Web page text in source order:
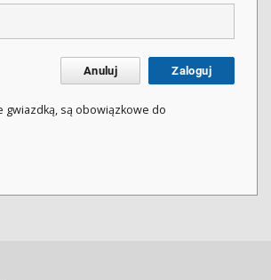
Anuluj Zaloguj
gwiazdką, są obowiązkowe do